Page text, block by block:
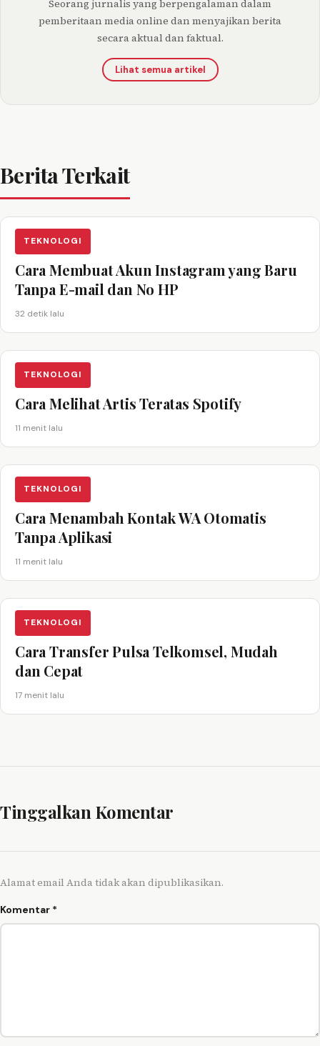
Seorang jurnalis yang berpengalaman dalam
pemberitaan media online dan menyajikan berita
secara aktual dan faktual.
Lihat semua artikel
Berita Terkait
TEKNOLOGI
Cara Membuat Akun Instagram yang Baru
Tanpa E-mail dan No HP
32 detik lalu
TEKNOLOGI
Cara Melihat Artis Teratas Spotify
11 menit lalu
TEKNOLOGI
Cara Menambah Kontak WA Otomatis
Tanpa Aplikasi
11 menit lalu
TEKNOLOGI
Cara Transfer Pulsa Telkomsel, Mudah
dan Cepat
17 menit lalu
Tinggalkan Komentar
Alamat email Anda tidak akan dipublikasikan.
Komentar *